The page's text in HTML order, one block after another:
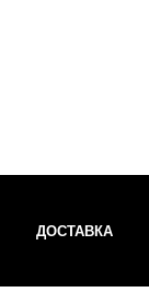
ДОСТАВКА